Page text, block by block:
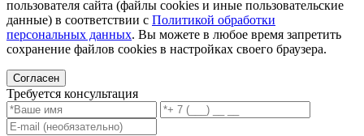
пользователя сайта (файлы cookies и иные пользовательские
данные) в соответствии с Политикой обработки
персональных данных. Вы можете в любое время запретить
сохранение файлов cookies в настройках своего браузера.
Согласен
Требуется консультация